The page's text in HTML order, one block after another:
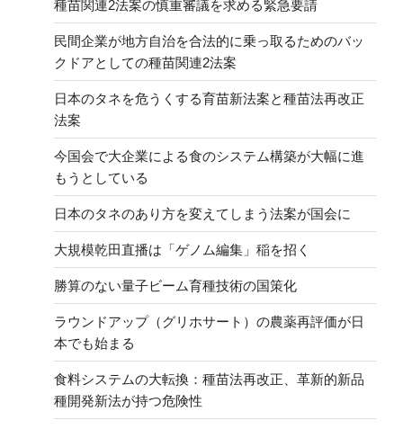
種苗関連2法案の慎重審議を求める緊急要請
民間企業が地方自治を合法的に乗っ取るためのバッ
クドアとしての種苗関連2法案
日本のタネを危うくする育苗新法案と種苗法再改正
法案
今国会で大企業による食のシステム構築が大幅に進
もうとしている
日本のタネのあり方を変えてしまう法案が国会に
大規模乾田直播は「ゲノム編集」稲を招く
勝算のない量子ビーム育種技術の国策化
ラウンドアップ（グリホサート）の農薬再評価が日
本でも始まる
食料システムの大転換：種苗法再改正、革新的新品
種開発新法が持つ危険性